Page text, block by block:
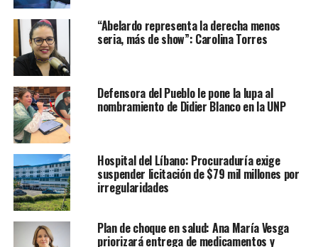
“Abelardo representa la derecha menos
seria, más de show”: Carolina Torres
Defensora del Pueblo le pone la lupa al
nombramiento de Didier Blanco en la UNP
Hospital del Líbano: Procuraduría exige
suspender licitación de $79 mil millones por
irregularidades
Plan de choque en salud: Ana María Vesga
priorizará entrega de medicamentos y